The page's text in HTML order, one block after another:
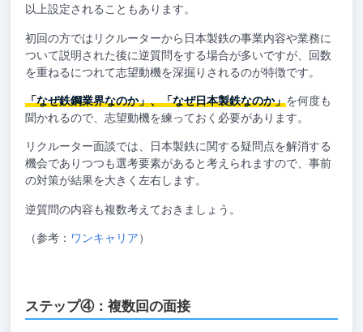
以上設定されることもあります。
初回の方ではリクルーターから日本製鉄の事業内容や業務に
ついて説明された後に逆質問をする場合が多いですが、回数
を重ねるにつれて志望動機を深掘りされるのが特徴です。
「なぜ鉄鋼業界なのか」、「なぜ日本製鉄なのか」を何度も
聞かれるので、志望動機を練っておく必要があります。
リクルーター面談では、日本製鉄に関する疑問点を解消する
機会でありつつも選考要素があると考えられますので、事前
の対策が結果を大きく左右します。
逆質問の内容も複数考えておきましょう。
（参考： ワンキャリア）
ステップ④：複数回の面接